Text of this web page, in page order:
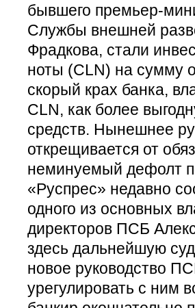
бывшего премьер-
Службы внешней
Фрадкова, стали
ноты (CLN) на сумму
скорый крах банка,
CLN, как более
средств. Нынешнее
открещивается от
неминуемый дефолт
«Руспрес» недавно
одного из основных
директоров ПСБ
здесь дальнейшую
новое руководство
урегулировать с ним